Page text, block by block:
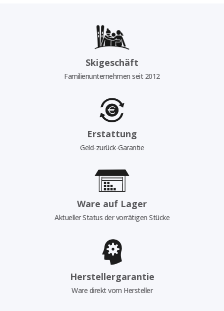
Skigeschäft
Familienunternehmen seit 2012
Erstattung
Geld-zurück-Garantie
Ware auf Lager
Aktueller Status der vorrätigen Stücke
Herstellergarantie
Ware direkt vom Hersteller